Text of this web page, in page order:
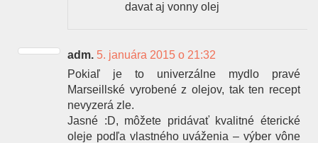
davat aj vonny olej
adm. 5. januára 2015 o 21:32
Pokiaľ je to univerzálne mydlo pravé
Marseillské vyrobené z olejov, tak ten recept
nevyzerá zle.
Jasné :D, môžete pridávať kvalitné éterické
oleje podľa vlastného uváženia – výber vône